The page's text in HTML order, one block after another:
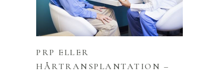
PRP ELLER
HÅRTRANSPLANTATION –